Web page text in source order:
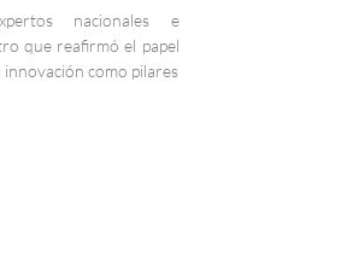
nacionales e
que reafirmó el papel
innovación como pilares